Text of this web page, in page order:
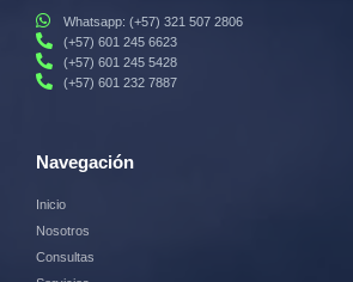
Whatsapp: (+57) 321 507 2806
(+57) 601 245 6623
(+57) 601 245 5428
(+57) 601 232 7887
Navegación
Inicio
Nosotros
Consultas